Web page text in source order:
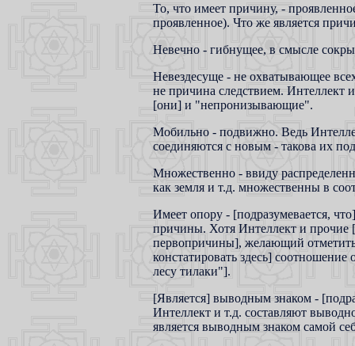
То, что имеет причину, -
проявленное). Что же является
Невечно - гибнущее, в смысле
Невездесуще - не охватывающее
не причина следствием.
[они] и "непронизывающие".
Мобильно - подвижно. Ведь
соединяются с новым - такова их
Множественно - ввиду
как земля и т.д. множественны в
Имеет опору - [подразумевается,
причины. Хотя Интеллект и прочие
первопричины], желающий
констатировать здесь]
лесу тилаки"].
[Является] выводным знаком -
Интеллект и т.д. составляют
является выводным знаком самой